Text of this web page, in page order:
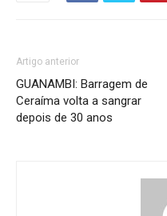
Artigo anterior
GUANAMBI: Barragem de
Ceraíma volta a sangrar
depois de 30 anos